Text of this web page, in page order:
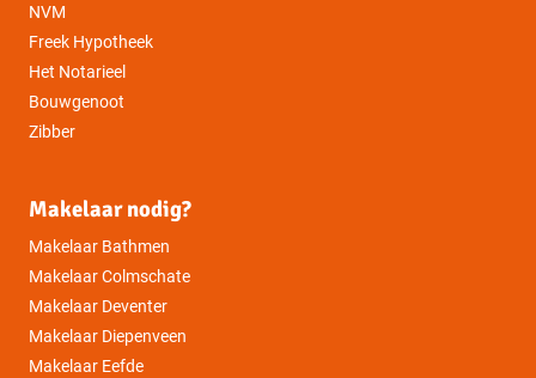
NVM
Freek Hypotheek
Het Notarieel
Bouwgenoot
Zibber
Makelaar nodig?
Makelaar Bathmen
Makelaar Colmschate
Makelaar Deventer
Makelaar Diepenveen
Makelaar Eefde